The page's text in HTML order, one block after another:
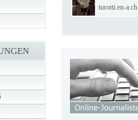
turotti.en-a.ch